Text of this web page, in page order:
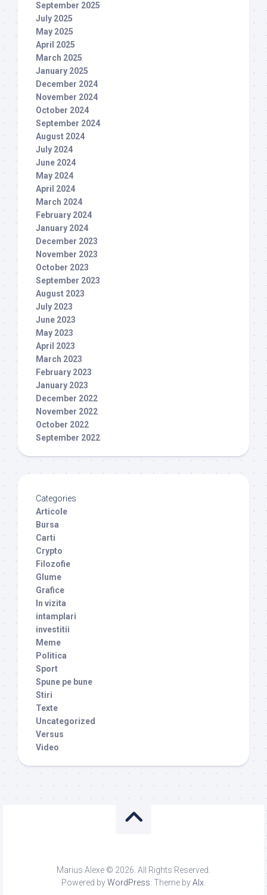
September 2025
July 2025
May 2025
April 2025
March 2025
January 2025
December 2024
November 2024
October 2024
September 2024
August 2024
July 2024
June 2024
May 2024
April 2024
March 2024
February 2024
January 2024
December 2023
November 2023
October 2023
September 2023
August 2023
July 2023
June 2023
May 2023
April 2023
March 2023
February 2023
January 2023
December 2022
November 2022
October 2022
September 2022
Categories
Articole
Bursa
Carti
Crypto
Filozofie
Glume
Grafice
In vizita
intamplari
investitii
Meme
Politica
Sport
Spune pe bune
Stiri
Texte
Uncategorized
Versus
Video
Marius Alexe © 2026. All Rights Reserved.
Powered byWordPress . Theme byAlx